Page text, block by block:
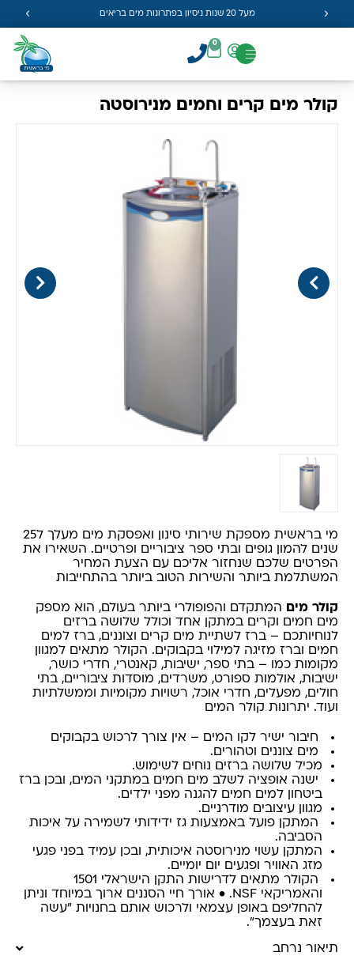
מעל 20 שנות ניסיון בפתרונות מים בריאים
0
קולר מים קרים וחמים מנירוסטה
מי בראשית מספקת שירותי סינון ואפסקת מים מעלך ל25
שנים להמון גופים ובתי ספר ציבוריים ופרטיים. השאירו את
הפרטים שלכם שנחזור אליכם עם הצעת המחיר
המשתלמת ביותר והשירות הטוב ביותר בהתחייבות
קולר מים המתקדם והפופולרי ביותר בעולם, הוא מספק
מים חמים וקרים במתקן אחד וכולל שלושה ברזים
לנוחיותכם – ברז לשתיית מים קרים וצוננים, ברז למים
חמים וברז מזיגה למילוי בקבוקים. הקולר מתאים למגוון
מקומות כמו – בתי ספר, ישיבות, קאנטרי, חדרי כושר,
ישיבות, אולמות ספורט, משרדים, מוסדות ציבוריים, בתי
חולים, מפעלים, חדרי אוכל, רשויות מקומיות וממשלתיות
ועוד. יתרונות קולר המים
חיבור ישיר לקו המים – אין צורך לרכוש בקבוקים
מים צוננים וטהורים.
מכיל שלושה ברזים נוחים לשימוש.
ישנה אופציה לשלב מים חמים במתקני המים, ובכן ברז
ביטחון למים חמים להגנה מפני ילדים.
מגוון עיצובים מודרניים.
המתקן פועל באמצעות גז ידידותי לשמירה על איכות
הסביבה.
המתקן עשוי מנירוסטה איכותית, ובכן עמיד בפני פגעי
מזג האוויר ופגעים יום יומיים.
הקולר מתאים לדרישות התקן הישראלי 1501
והאמריקאי NSF. • אורך חיי הסננים ארוך במיוחד וניתן
להחליפם באופן עצמאי ולרכוש אותם בחנויות "עשה
זאת בעצמך".
תיאור נרחב